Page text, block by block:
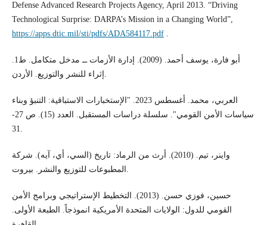
Defense Advanced Research Projects Agency, April 2013. “Driving
Technological Surprise: DARPA’s Mission in a Changing World”,
https://apps.dtic.mil/sti/pdfs/ADA584117.pdf.
أبو فارة، يوسف أحمد. (2009). إدارة الأزمات ــ مدخل متكامل. ط1.
إثراء للنشر والتوزيع. الأردن.
العربي، محمد. أغسطس 2023. "الإستخبارات الاستباقية: التنبؤ وبناء
سياسات الأمن القومي". سلسلة دراسات المستقبل. العدد (15). ص 27-
31.
واينر، تيم. (2010). أرث من الرماد: تاريخ (السي، أي، آيه). شركة
المطبوعات للتوزيع والنشر. بيروت.
حسين، فوزي حسن. (2013). التخطيط الإستراتيجي وبرامج الأمن
القومي للدول: الولايات المتحدة الأمريكية انموذجاً. الطبعة الأولى.